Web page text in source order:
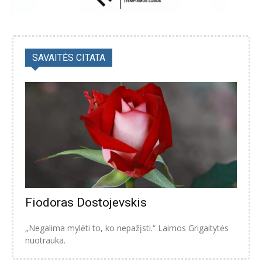
SAVAITĖS CITATA
Fiodoras Dostojevskis
„Negalima mylėti to, ko nepažįsti.“ Laimos Grigaitytės
nuotrauka.